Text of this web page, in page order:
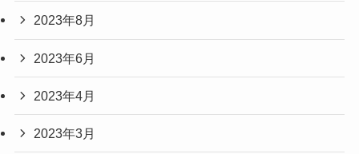
2023年8月
2023年6月
2023年4月
2023年3月